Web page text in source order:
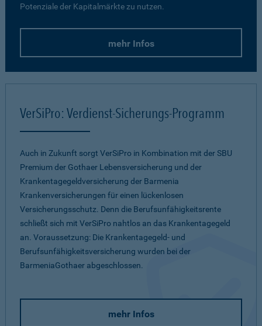
Potenziale der Kapitalmärkte zu nutzen.
mehr Infos
VerSiPro: Verdienst-Sicherungs-Programm
Auch in Zukunft sorgt VerSiPro in Kombination mit der SBU
Premium der Gothaer Lebensversicherung und der
Krankentagegeldversicherung der Barmenia
Krankenversicherungen für einen lückenlosen
Versicherungsschutz. Denn die Berufsunfähigkeitsrente
schließt sich mit VerSiPro nahtlos an das Krankentagegeld
an. Voraussetzung: Die Krankentagegeld- und
Berufsunfähigkeitsversicherung wurden bei der
BarmeniaGothaer abgeschlossen.
mehr Infos